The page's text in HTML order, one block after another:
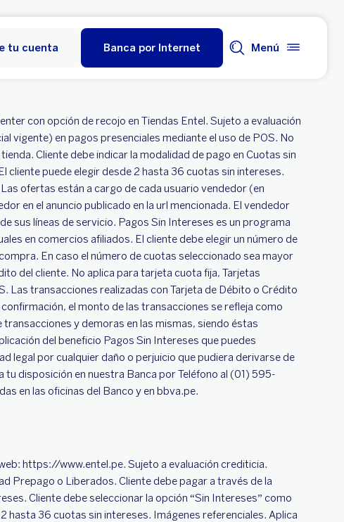
tu cuenta Banca por Internet Menú
con opción de recojo en Tiendas Entel. Sujeto a evaluación
vigente) en pagos presenciales mediante el uso de POS. No
Cliente debe indicar la modalidad de pago en Cuotas sin
cliente puede elegir desde 2 hasta 36 cuotas sin intereses.
ofertas están a cargo de cada usuario vendedor (en
en el anuncio publicado en la url mencionada. El vendedor
sus líneas de servicio. Pagos Sin Intereses es un programa
en comercios afiliados. El cliente debe elegir un número de
En caso el número de cuotas seleccionado sea mayor
del cliente. No aplica para tarjeta cuota fija, Tarjetas
Las transacciones realizadas con Tarjeta de Débito o Crédito
el monto de las transacciones se refleja como
y demoras en las mismas, siendo éstas
del beneficio Pagos Sin Intereses que puedes
legal por cualquier daño o perjuicio que pudiera derivarse de
disposición en nuestra Banca por Teléfono al (01) 595-
en las oficinas del Banco y en bbva.pe.
https://www.entel.pe. Sujeto a evaluación crediticia.
Prepago o Liberados. Cliente debe pagar a través de la
Cliente debe seleccionar la opción “Sin Intereses” como
hasta 36 cuotas sin intereses. Imágenes referenciales. Aplica